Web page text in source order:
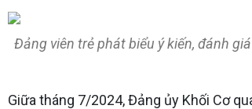
Đảng viên trẻ phát biểu ý kiến, đánh
Giữa tháng 7/2024, Đảng ủy Khối Cơ